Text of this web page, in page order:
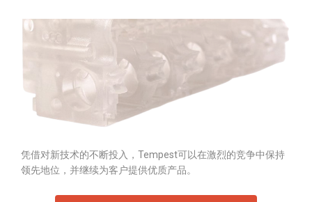
凭借对新技术的不断投入，Tempest可以在激烈的竞争中保持
领先地位，并继续为客户提供优质产品。